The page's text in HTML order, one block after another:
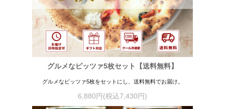
グルメなピッツァ5枚セット【送料無料】
グルメなピッツァ5枚をセットにし、送料無料でお届け。
6,880円(税込7,430円)